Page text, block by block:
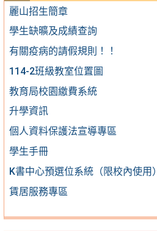
麗山招生簡章
學生缺曠及成績查詢
有關疫病的請假規則！！
114-2班級教室位置圖
教育局校園繳費系統
升學資訊
個人資料保護法宣導專區
學生手冊
K書中心預選位系統（限校內使用）
賃居服務專區